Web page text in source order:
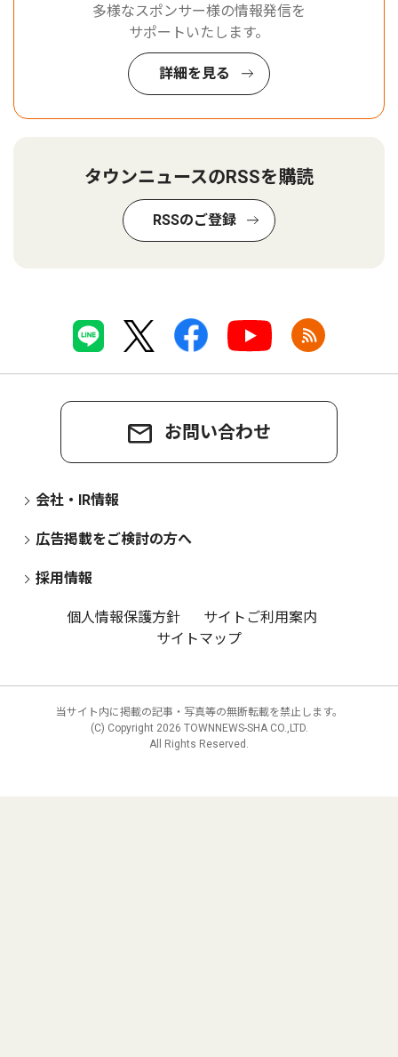
多様なスポンサー様の情報発信を
サポートいたします。
詳細を見る
タウンニュースのRSSを購読
RSSのご登録
お問い合わせ
会社・IR情報
広告掲載をご検討の方へ
採用情報
個人情報保護方針
サイトご利用案内
サイトマップ
当サイト内に掲載の記事・写真等の無断転載を禁止します。
(C) Copyright 2026 TOWNNEWS-SHA CO.,LTD.
All Rights Reserved.